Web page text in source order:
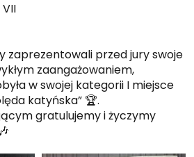
zaprezentowali przed jury swoje
zaangażowaniem,
w swojej kategorii I miejsce
katyńska” 🏆.
gratulujemy i życzymy